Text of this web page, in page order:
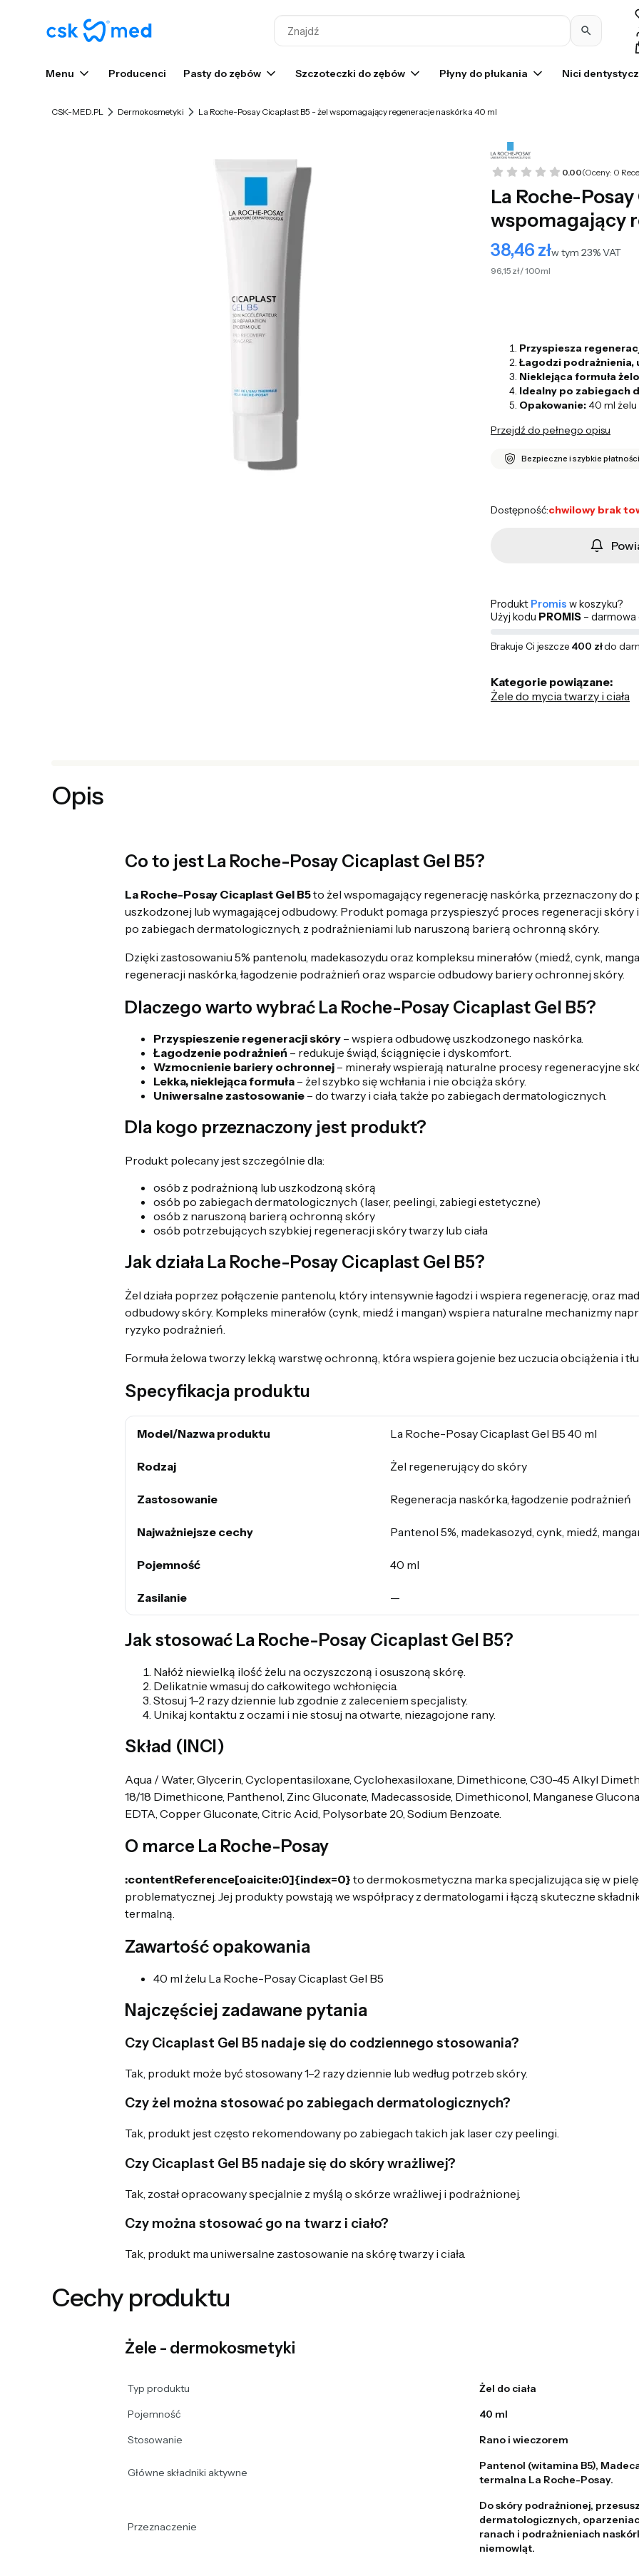
Menu Producenci Pasty do zębów Szczoteczki do zębów Płyny do płukania Nici
CSK-MED.PL Dermokosmetyki La Roche-Posay Cicaplast B5 - żel wspomagający regeneracje naskórka 40 ml
0.00(Oceny: 0
La Roche-
wspomagający
Cena
38,46 złw tym 23% VAT
w tym 23%VAT
96,15 zł / 100ml
Przyspiesza
Łagodzi podrażnienia,
Nieklejąca formuła
Idealny po zabiegach
Opakowanie:40 ml
Przejdź do pełnego opisu
Bezpieczne i szybkie
Dostępność:chwilowy brak
Produkt Promis w koszyku?
Użyj kodu PROMIS – darmowa
Brakuje Ci jeszcze 400 złdo
Kategorie powiązane:
Żele do mycia twarzy i ciała
Opis
Co to jest La Roche-Posay Cicaplast Gel B5?
La Roche-Posay Cicaplast Gel B5to żel wspomagający regenerację naskórka, przeznaczony
uszkodzonej lub wymagającej odbudowy. Produkt pomaga przyspieszyć proces regeneracji skóry
po zabiegach dermatologicznych, z podrażnieniami lub naruszoną barierą ochronną skóry.
Dzięki zastosowaniu 5% pantenolu, madekasozydu oraz kompleksu minerałów (miedź, cynk,
regeneracji naskórka, łagodzenie podrażnień oraz wsparcie odbudowy bariery ochronnej skóry.
Dlaczego warto wybrać La Roche-Posay Cicaplast Gel B5?
Przyspieszenie regeneracji skóry– wspiera odbudowę uszkodzonego naskórka.
Łagodzenie podrażnień – redukuje świąd, ściągnięcie i dyskomfort.
Wzmocnienie bariery ochronnej– minerały wspierają naturalne procesy regeneracyjne
Lekka, nieklejąca formuła– żel szybko się wchłania i nie obciąża skóry.
Uniwersalne zastosowanie– do twarzy i ciała, także po zabiegach dermatologicznych.
Dla kogo przeznaczony jest produkt?
Produkt polecany jest szczególnie dla:
osób z podrażnioną lub uszkodzoną skórą
osób po zabiegach dermatologicznych (laser, peelingi, zabiegi estetyczne)
osób z naruszoną barierą ochronną skóry
osób potrzebujących szybkiej regeneracji skóry twarzy lub ciała
Jak działa La Roche-Posay Cicaplast Gel B5?
Żel działa poprzez połączenie pantenolu, który intensywnie łagodzi i wspiera regenerację, oraz
odbudowy skóry. Kompleks minerałów (cynk, miedź i mangan) wspiera naturalne mechanizmy
ryzyko podrażnień.
Formuła żelowa tworzy lekką warstwę ochronną, która wspiera gojenie bez uczucia obciążenia i
Specyfikacja produktu
Model/Nazwa produktu La Roche-Posay Cicaplast Gel B5 40 ml
Rodzaj Żel regenerujący do skóry
Zastosowanie Regeneracja naskórka, łagodzenie podrażnień
Najważniejsze cechy Pantenol 5%, madekasozyd, cynk, miedź,
Pojemność 40 ml
Zasilanie —
Jak stosować La Roche-Posay Cicaplast Gel B5?
Nałóż niewielką ilość żelu na oczyszczoną i osuszoną skórę.
Delikatnie wmasuj do całkowitego wchłonięcia.
Stosuj 1–2 razy dziennie lub zgodnie z zaleceniem specjalisty.
Unikaj kontaktu z oczami i nie stosuj na otwarte, niezagojone rany.
Skład (INCI)
Aqua / Water, Glycerin, Cyclopentasiloxane, Cyclohexasiloxane, Dimethicone, C30-45 Alkyl
18/18 Dimethicone, Panthenol, Zinc Gluconate, Madecassoside, Dimethiconol, Manganese
EDTA, Copper Gluconate, Citric Acid, Polysorbate 20, Sodium Benzoate.
O marce La Roche-Posay
:contentReference[oaicite:0]{index=0} to dermokosmetyczna marka specjalizująca się w
problematycznej. Jej produkty powstają we współpracy z dermatologami i łączą skuteczne
termalną.
Zawartość opakowania
40 ml żelu La Roche-Posay Cicaplast Gel B5
Najczęściej zadawane pytania
Czy Cicaplast Gel B5 nadaje się do codziennego stosowania?
Tak, produkt może być stosowany 1–2 razy dziennie lub według potrzeb skóry.
Czy żel można stosować po zabiegach dermatologicznych?
Tak, produkt jest często rekomendowany po zabiegach takich jak laser czy peelingi.
Czy Cicaplast Gel B5 nadaje się do skóry wrażliwej?
Tak, został opracowany specjalnie z myślą o skórze wrażliwej i podrażnionej.
Czy można stosować go na twarz i ciało?
Tak, produkt ma uniwersalne zastosowanie na skórę twarzy i ciała.
Cechy produktu
Żele - dermokosmetyki
Typ produktu
Żel do ciała
Pojemność
40 ml
Stosowanie
Rano i wieczorem
Główne składniki aktywne
Pantenol (witamina B5),
termalna La Roche-Posay.
Przeznaczenie
Do skóry podrażnionej,
dermatologicznych,
ranach i podrażnieniach
niemowląt.